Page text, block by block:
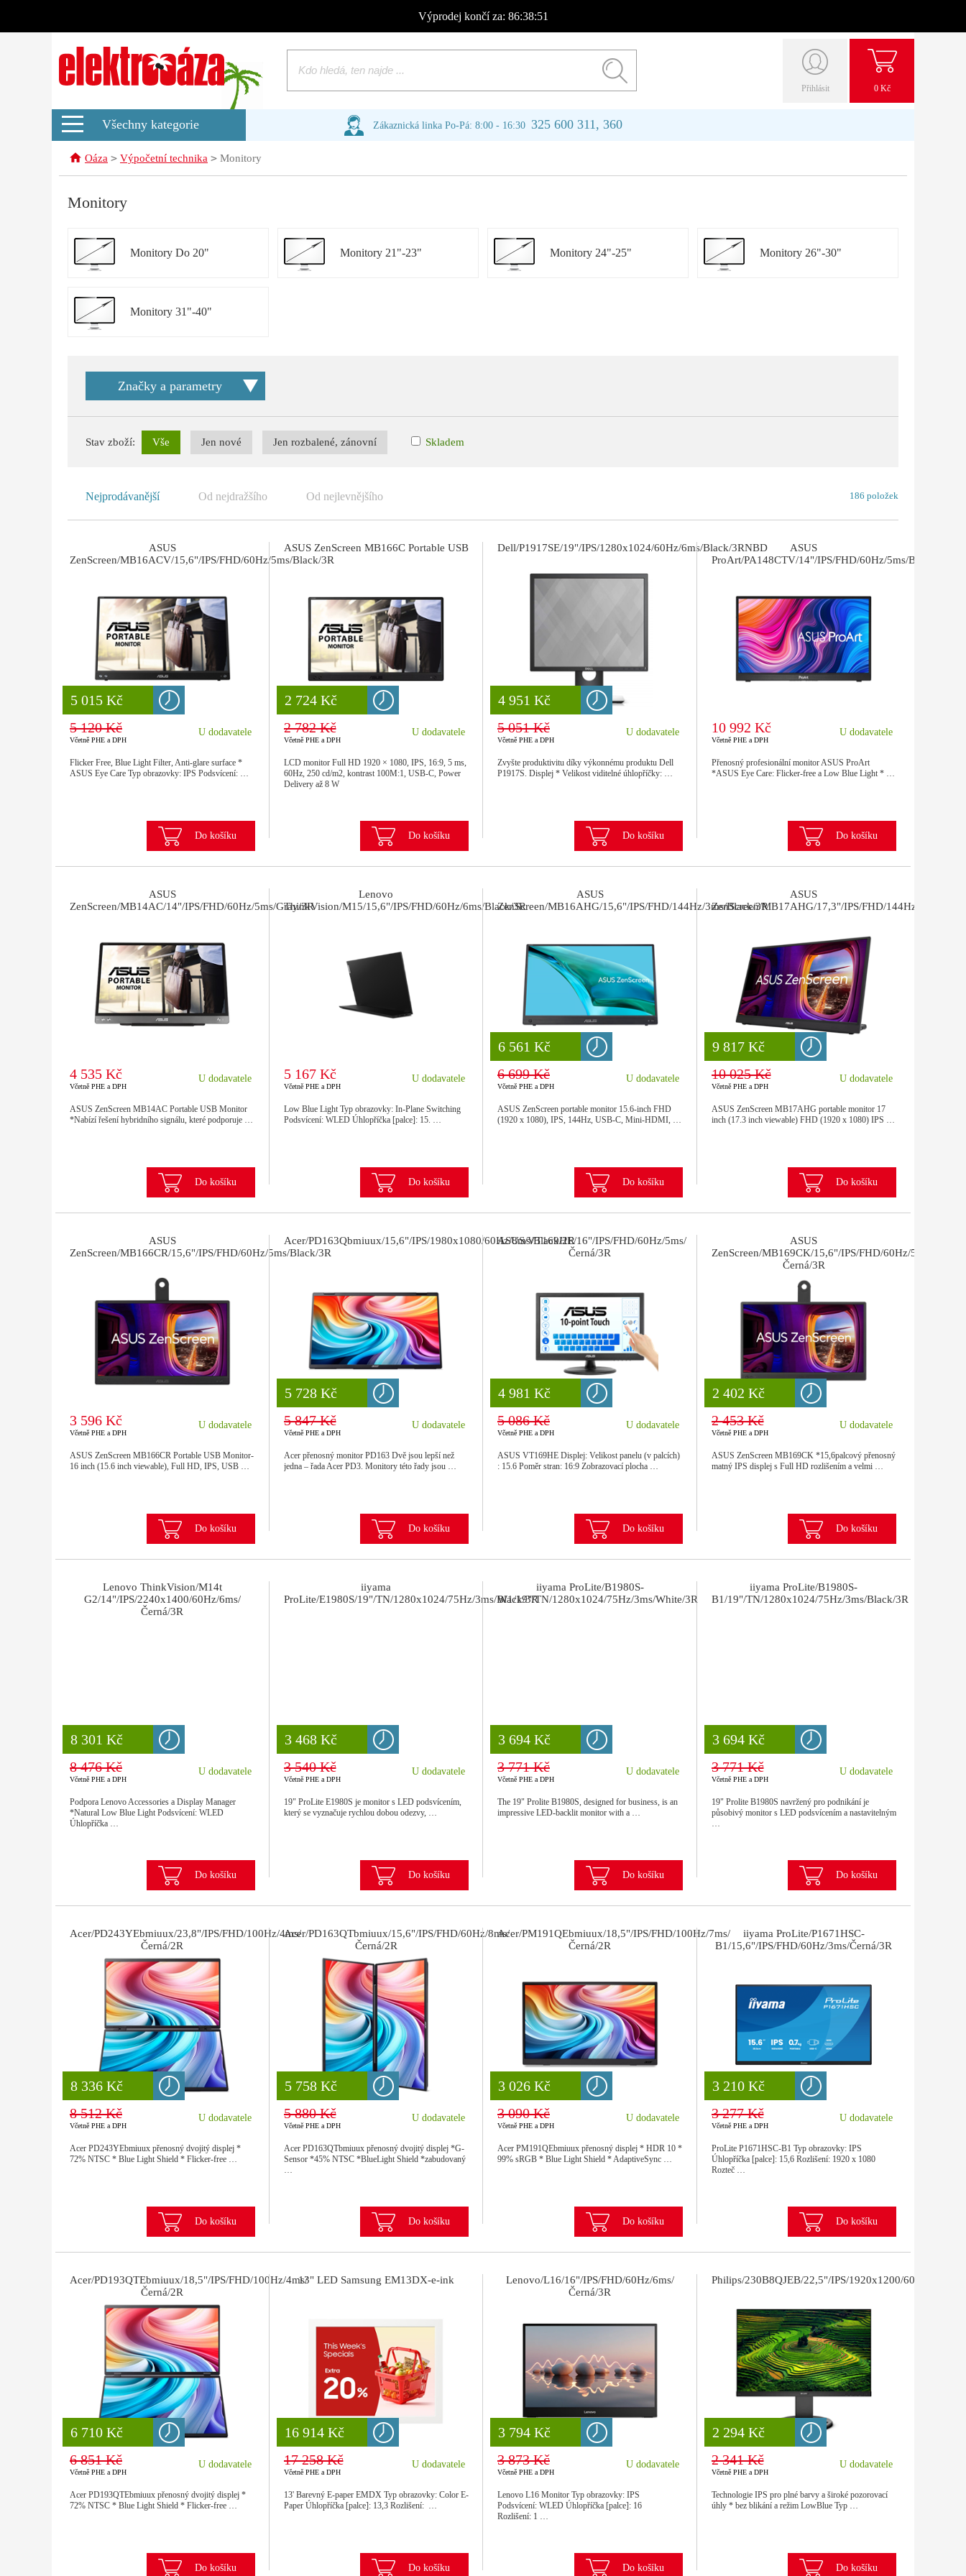
Výprodej končí za: 86:38:50
Přihlásit 0 Kč
Všechny kategorie Zákaznická linka Po-Pá: 8:00 - 16:30 325 600 311, 360
Oáza > Výpočetní technika > Monitory
Monitory
Monitory Do 20" Monitory 21"-23" Monitory 24"-25" Monitory 26"-30"
Monitory 31"-40"
Značky a parametry
Stav zboží: Vše Jen nové Jen rozbalené, zánovní Skladem
Nejprodávanější Od nejdražšího Od nejlevnějšího 186 položek
8 777 Kč
5 015 Kč
ASUS
ZenScreen/MB16ACV/15,6"/IPS/FHD/60Hz/5ms/Black/3R
5 120 Kč
Včetně PHE a DPH
U dodavatele
Flicker Free, Blue Light Filter, Anti-glare surface *
ASUS Eye Care Typ obrazovky: IPS Podsvícení: …
Do košíku
8 777 Kč
2 724 Kč
ASUS ZenScreen MB166C Portable USB
2 782 Kč
Včetně PHE a DPH
U dodavatele
LCD monitor Full HD 1920 × 1080, IPS, 16:9, 5 ms,
60Hz, 250 cd/m2, kontrast 100M:1, USB-C, Power
Delivery až 8 W
Do košíku
8 777 Kč
4 951 Kč
Dell/P1917SE/19"/IPS/1280x1024/60Hz/6ms/Black/3RNBD
5 051 Kč
Včetně PHE a DPH
U dodavatele
Zvyšte produktivitu díky výkonnému produktu Dell
P1917S. Displej * Velikost viditelné úhlopříčky: …
Do košíku
ASUS
ProArt/PA148CTV/14"/IPS/FHD/60Hz/5ms/Black/3R
10 992 Kč
Včetně PHE a DPH
U dodavatele
Přenosný profesionální monitor ASUS ProArt
*ASUS Eye Care: Flicker-free a Low Blue Light * …
Do košíku
ASUS
ZenScreen/MB14AC/14"/IPS/FHD/60Hz/5ms/Gray/3R
4 535 Kč
Včetně PHE a DPH
U dodavatele
ASUS ZenScreen MB14AC Portable USB Monitor
*Nabízí řešení hybridního signálu, které podporuje …
Do košíku
Lenovo
ThinkVision/M15/15,6"/IPS/FHD/60Hz/6ms/Black/3R
5 167 Kč
Včetně PHE a DPH
U dodavatele
Low Blue Light Typ obrazovky: In-Plane Switching
Podsvícení: WLED Úhlopříčka [palce]: 15. …
Do košíku
8 777 Kč
6 561 Kč
ASUS
ZenScreen/MB16AHG/15,6"/IPS/FHD/144Hz/3ms/Black/3R
6 699 Kč
Včetně PHE a DPH
U dodavatele
ASUS ZenScreen portable monitor 15.6-inch FHD
(1920 x 1080), IPS, 144Hz, USB-C, Mini-HDMI, …
Do košíku
8 777 Kč
9 817 Kč
ASUS
ZenScreen/MB17AHG/17,3"/IPS/FHD/144Hz/5ms/
10 025 Kč
Včetně PHE a DPH
U dodavatele
ASUS ZenScreen MB17AHG portable monitor 17
inch (17.3 inch viewable) FHD (1920 x 1080) IPS …
Do košíku
ASUS
ZenScreen/MB166CR/15,6"/IPS/FHD/60Hz/5ms/Black/3R
3 596 Kč
Včetně PHE a DPH
U dodavatele
ASUS ZenScreen MB166CR Portable USB Monitor-
16 inch (15.6 inch viewable), Full HD, IPS, USB …
Do košíku
8 777 Kč
5 728 Kč
Acer/PD163Qbmiuux/15,6"/IPS/1980x1080/60Hz/8ms/Black/2R
5 847 Kč
Včetně PHE a DPH
U dodavatele
Acer přenosný monitor PD163 Dvě jsou lepší než
jedna – řada Acer PD3. Monitory této řady jsou …
Do košíku
8 777 Kč
4 981 Kč
ASUS/VT169HE/16"/IPS/FHD/60Hz/5ms/
Černá/3R
5 086 Kč
Včetně PHE a DPH
U dodavatele
ASUS VT169HE Displej: Velikost panelu (v palcích)
: 15.6 Poměr stran: 16:9 Zobrazovací plocha …
Do košíku
8 777 Kč
2 402 Kč
ASUS
ZenScreen/MB169CK/15,6"/IPS/FHD/60Hz/5ms/
Černá/3R
2 453 Kč
Včetně PHE a DPH
U dodavatele
ASUS ZenScreen MB169CK *15,6palcový přenosný
matný IPS displej s Full HD rozlišením a velmi …
Do košíku
8 777 Kč
8 301 Kč
Lenovo ThinkVision/M14t
G2/14"/IPS/2240x1400/60Hz/6ms/
Černá/3R
8 476 Kč
Včetně PHE a DPH
U dodavatele
Podpora Lenovo Accessories a Display Manager
*Natural Low Blue Light Podsvícení: WLED
Úhlopříčka …
Do košíku
8 777 Kč
3 468 Kč
iiyama
ProLite/E1980S/19"/TN/1280x1024/75Hz/3ms/Black/3R
3 540 Kč
Včetně PHE a DPH
U dodavatele
19" ProLite E1980S je monitor s LED podsvícením,
který se vyznačuje rychlou dobou odezvy, …
Do košíku
8 777 Kč
3 694 Kč
iiyama ProLite/B1980S-
W1/19"/TN/1280x1024/75Hz/3ms/White/3R
3 771 Kč
Včetně PHE a DPH
U dodavatele
The 19" Prolite B1980S, designed for business, is an
impressive LED-backlit monitor with a …
Do košíku
8 777 Kč
3 694 Kč
iiyama ProLite/B1980S-
B1/19"/TN/1280x1024/75Hz/3ms/Black/3R
3 771 Kč
Včetně PHE a DPH
U dodavatele
19" Prolite B1980S navržený pro podnikání je
působivý monitor s LED podsvícením a nastavitelným
…
Do košíku
8 777 Kč
8 336 Kč
Acer/PD243YEbmiuux/23,8"/IPS/FHD/100Hz/4ms/
Černá/2R
8 512 Kč
Včetně PHE a DPH
U dodavatele
Acer PD243YEbmiuux přenosný dvojitý displej *
72% NTSC * Blue Light Shield * Flicker-free …
Do košíku
8 777 Kč
5 758 Kč
Acer/PD163QTbmiuux/15,6"/IPS/FHD/60Hz/8ms/
Černá/2R
5 880 Kč
Včetně PHE a DPH
U dodavatele
Acer PD163QTbmiuux přenosný dvojitý displej *G-
Sensor *45% NTSC *BlueLight Shield *zabudovaný
…
Do košíku
8 777 Kč
3 026 Kč
Acer/PM191QEbmiuux/18,5"/IPS/FHD/100Hz/7ms/
Černá/2R
3 090 Kč
Včetně PHE a DPH
U dodavatele
Acer PM191QEbmiuux přenosný displej * HDR 10 *
99% sRGB * Blue Light Shield * AdaptiveSync …
Do košíku
8 777 Kč
3 210 Kč
iiyama ProLite/P1671HSC-
B1/15,6"/IPS/FHD/60Hz/3ms/Černá/3R
3 277 Kč
Včetně PHE a DPH
U dodavatele
ProLite P1671HSC-B1 Typ obrazovky: IPS
Úhlopříčka [palce]: 15,6 Rozlišení: 1920 x 1080
Rozteč …
Do košíku
8 777 Kč
6 710 Kč
Acer/PD193QTEbmiuux/18,5"/IPS/FHD/100Hz/4ms/
Černá/2R
6 851 Kč
Včetně PHE a DPH
U dodavatele
Acer PD193QTEbmiuux přenosný dvojitý displej *
72% NTSC * Blue Light Shield * Flicker-free …
Do košíku
8 777 Kč
16 914 Kč
13" LED Samsung EM13DX-e-ink
17 258 Kč
Včetně PHE a DPH
U dodavatele
13' Barevný E-paper EMDX Typ obrazovky: Color E-
Paper Úhlopříčka [palce]: 13,3 Rozlišení: …
Do košíku
8 777 Kč
3 794 Kč
Lenovo/L16/16"/IPS/FHD/60Hz/6ms/
Černá/3R
3 873 Kč
Včetně PHE a DPH
U dodavatele
Lenovo L16 Monitor Typ obrazovky: IPS
Podsvícení: WLED Úhlopříčka [palce]: 16
Rozlišení: 1 …
Do košíku
8 777 Kč
2 294 Kč
Philips/230B8QJEB/22,5"/IPS/1920x1200/60Hz/5ms/
2 341 Kč
Včetně PHE a DPH
U dodavatele
Technologie IPS pro plné barvy a široké pozorovací
úhly * bez blikání a režim LowBlue Typ …
Do košíku